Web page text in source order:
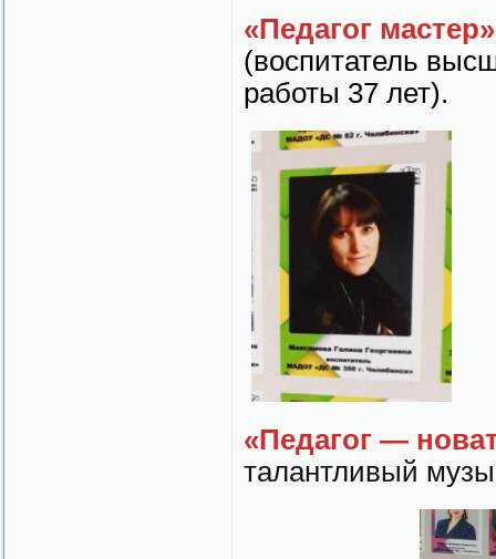
«Педагог мастер»
(воспитатель
работы 37 лет).
«Педагог —
талантливый